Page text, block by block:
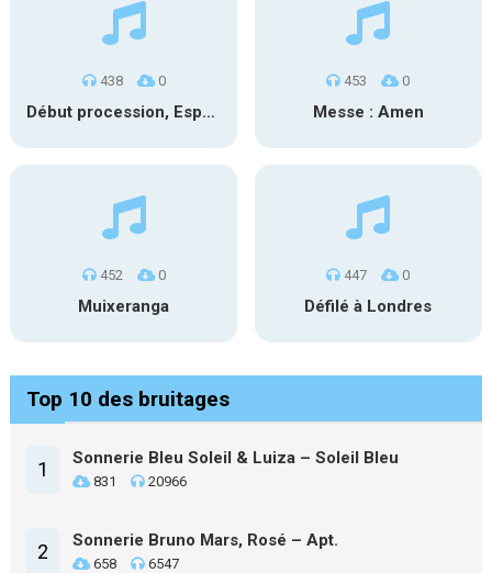
438 0
Début procession, Espagne
453 0
Messe : Amen
452 0
Muixeranga
447 0
Défilé à Londres
Top 10 des bruitages
1 Sonnerie Bleu Soleil & Luiza – Soleil Bleu
831 20966
2 Sonnerie Bruno Mars, Rosé – Apt.
658 6547